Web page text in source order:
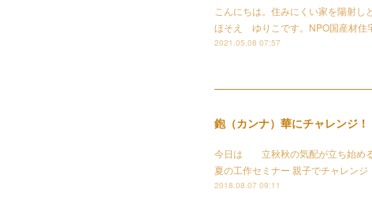
こんにちは。住みにくい家を陽射し
ほそえ ゆりこです。NPO国産材住
2021.05.08 07:57
鉋（カンナ）華にチャレンジ！
今日は 立秋秋の気配が立ち始める
夏の工作セミナー 親子でチャレン
2018.08.07 09:11